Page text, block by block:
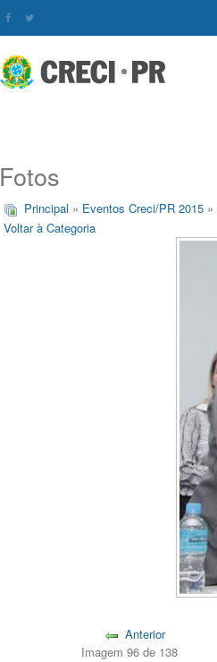
Fotos
Principal » Eventos Creci/PR 2015 »
Voltar à Categoria
Anterior
Imagem 96 de 138